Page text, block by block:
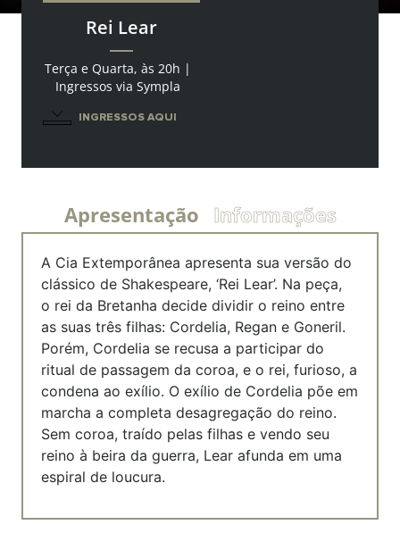
Rei Lear
Terça e Quarta, às 20h |
Ingressos via Sympla
INGRESSOS AQUI
Apresentação Informações
A Cia Extemporânea apresenta sua versão do
clássico de Shakespeare, ‘Rei Lear’. Na peça,
o rei da Bretanha decide dividir o reino entre
as suas três filhas: Cordelia, Regan e Goneril.
Porém, Cordelia se recusa a participar do
ritual de passagem da coroa, e o rei, furioso, a
condena ao exílio. O exílio de Cordelia põe em
marcha a completa desagregação do reino.
Sem coroa, traído pelas filhas e vendo seu
reino à beira da guerra, Lear afunda em uma
espiral de loucura.